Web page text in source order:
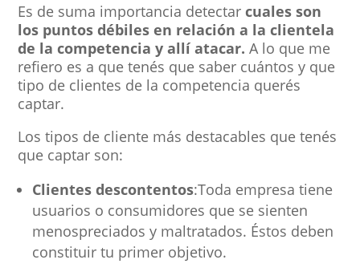
Es de suma importancia detectarcuales son
los puntos débiles en relación a la clientela
de la competencia y allí atacar.A lo que me
refiero es a que tenés que saber cuántos y que
tipo de clientes de la competencia querés
captar.
Los tipos de cliente más destacables que tenés
que captar son:
Clientes descontentos:Toda empresa tiene
usuarios o consumidores que se sienten
menospreciados y maltratados. Éstos deben
constituir tu primer objetivo.